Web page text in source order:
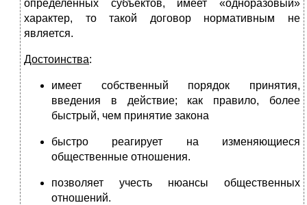
определённых субъектов, имеет «одноразовый»
характер, то такой договор нормативным не
является.
Достоинства:
имеет собственный порядок принятия,
введения в действие; как правило, более
быстрый, чем принятие закона
быстро реагирует на изменяющиеся
общественные отношения.
позволяет учесть нюансы общественных
отношений.